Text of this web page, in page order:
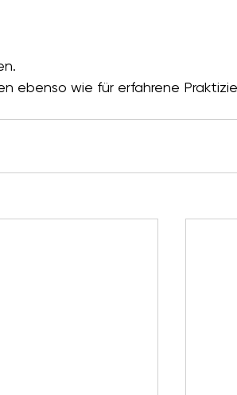
ebenso wie für erfahrene